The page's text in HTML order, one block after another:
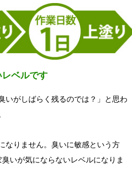
ベルです
がしばらく残るのでは？」と思わ
なりません。臭いに敏感という方
いが気にならないレベルになりま